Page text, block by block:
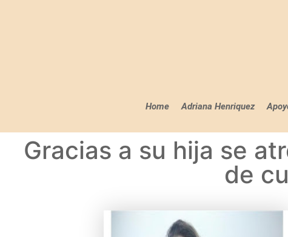
Home Adriana Henriquez
Gracias a su hija se
de